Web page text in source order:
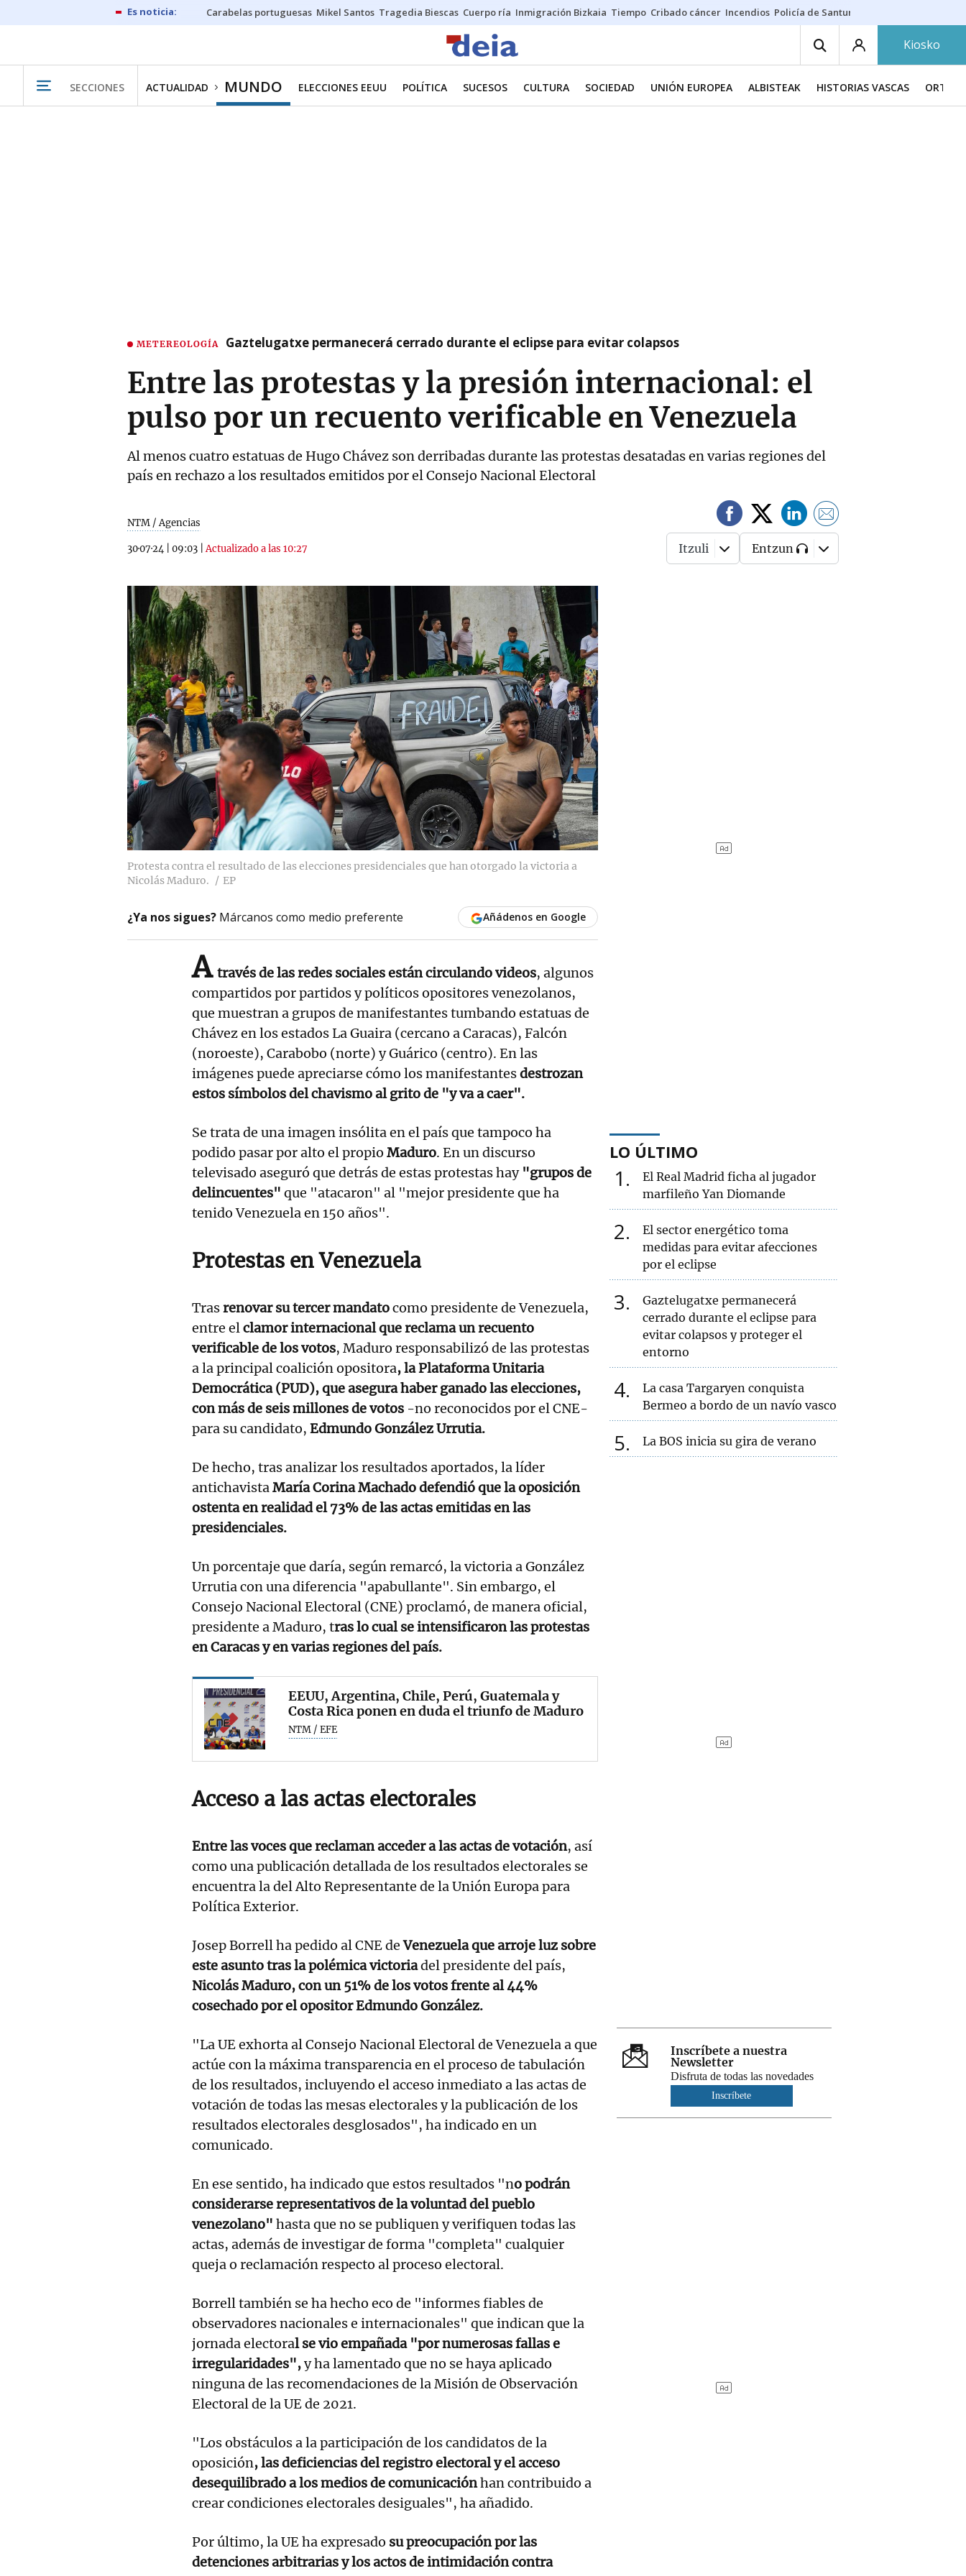
Carabelas portuguesas Mikel Santos Tragedia Biescas Cuerpo ría Inmigración Bizkaia Tiempo Cribado cáncer Incendios Policía de Santurtzi
Kiosko
SECCIONES ACTUALIDAD MUNDO ELECCIONES EEUU POLÍTICA SUCESOS CULTURA SOCIEDAD UNIÓN EUROPEA ALBISTEAK HISTORIAS VASCAS
METEREOLOGÍA Gaztelugatxe permanecerá cerrado durante el eclipse para evitar colapsos
Entre las protestas y la presión internacional: el
pulso por un recuento verificable en Venezuela
Al menos cuatro estatuas de Hugo Chávez son derribadas durante las protestas desatadas en varias regiones del
país en rechazo a los resultados emitidos por el Consejo Nacional Electoral
NTM / Agencias
30·07·24 09:03 |Actualizado a las 10:27 Itzuli Entzun
Protesta contra el resultado de las elecciones presidenciales que han otorgado la victoria a
Nicolás Maduro.
EP
¿Ya nos sigues? Márcanos como medio preferente Añádenos en Google
A través de las redes sociales están circulando videos, algunos
compartidos por partidos y políticos opositores venezolanos,
que muestran a grupos de manifestantes tumbando estatuas de
Chávez en los estados La Guaira (cercano a Caracas), Falcón
(noroeste), Carabobo (norte) y Guárico (centro). En las
imágenes puede apreciarse cómo los manifestantesdestrozan
estos símbolos del chavismo al grito de "y va a caer".
Se trata de una imagen insólita en el país que tampoco ha
podido pasar por alto el propio Maduro. En un discurso
televisado aseguró que detrás de estas protestas hay"grupos de
delincuentes" que "atacaron" al "mejor presidente que ha
tenido Venezuela en 150 años".
Protestas en Venezuela
Trasrenovar su tercer mandatocomo presidente de Venezuela,
entre elclamor internacional que reclama un recuento
verificable de los votos, Maduro responsabilizó de las protestas
a la principal coalición opositora, la Plataforma Unitaria
Democrática (PUD), que asegura haber ganado las elecciones,
con más de seis millones de votos -no reconocidos por el CNE-
para su candidato, Edmundo González Urrutia.
De hecho, tras analizar los resultados aportados, la líder
antichavistaMaría Corina Machado defendió que la oposición
ostenta en realidad el 73% de las actas emitidas en las
presidenciales.
Un porcentaje que daría, según remarcó, la victoria a González
Urrutia con una diferencia "apabullante". Sin embargo, el
Consejo Nacional Electoral (CNE) proclamó, de manera oficial,
presidente a Maduro, tras lo cual se intensificaron las protestas
en Caracas y en varias regiones del país.
EEUU, Argentina, Chile, Perú, Guatemala y
Costa Rica ponen en duda el triunfo de Maduro
NTM / EFE
Acceso a las actas electorales
Entre las voces que reclaman acceder a las actas de votación, así
como una publicación detallada de los resultados electorales se
encuentra la del Alto Representante de la Unión Europa para
Política Exterior.
Josep Borrell ha pedido al CNE deVenezuela que arroje luz sobre
este asunto tras la polémica victoriadel presidente del país,
Nicolás Maduro, con un 51% de los votos frente al 44%
cosechado por el opositor Edmundo González.
"La UE exhorta al Consejo Nacional Electoral de Venezuela a que
actúe con la máxima transparencia en el proceso de tabulación
de los resultados, incluyendo el acceso inmediato a las actas de
votación de todas las mesas electorales y la publicación de los
resultados electorales desglosados", ha indicado en un
comunicado.
En ese sentido, ha indicado que estos resultados "no podrán
considerarse representativos de la voluntad del pueblo
venezolano" hasta que no se publiquen y verifiquen todas las
actas, además de investigar de forma "completa" cualquier
queja o reclamación respecto al proceso electoral.
Borrell también se ha hecho eco de "informes fiables de
observadores nacionales e internacionales" que indican que la
jornada electoral se vio empañada "por numerosas fallas e
irregularidades",y ha lamentado que no se haya aplicado
ninguna de las recomendaciones de la Misión de Observación
Electoral de la UE de 2021.
"Los obstáculos a la participación de los candidatos de la
oposición, las deficiencias del registro electoral y el acceso
desequilibrado a los medios de comunicaciónhan contribuido a
crear condiciones electorales desiguales", ha añadido.
Por último, la UE ha expresado su preocupación por las
detenciones arbitrarias y los actos de intimidación contra
LO ÚLTIMO
1
El Real Madrid ficha al jugador
marfileño Yan Diomande
2
El sector energético toma
medidas para evitar afecciones
por el eclipse
3
Gaztelugatxe permanecerá
cerrado durante el eclipse para
evitar colapsos y proteger el
entorno
4
La casa Targaryen conquista
Bermeo a bordo de un navío vasco
5 La BOS inicia su gira de verano
Inscríbete a nuestra
Newsletter
Disfruta de todas las novedades
Inscríbete